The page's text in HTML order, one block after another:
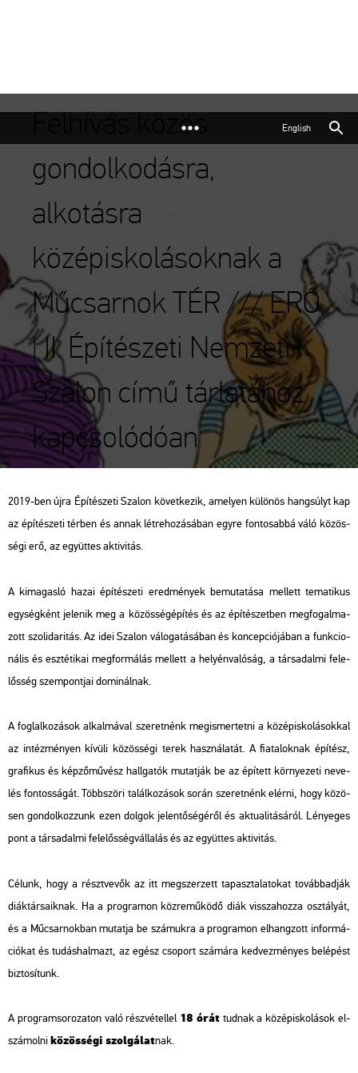
English
Felhívás közös
gondolkodásra,
alkotásra
középiskolásoknak a
Műcsarnok TÉR /// ERŐ
| II. Építészeti Nemzeti
Szalon című tárlatához
kapcsolódóan
2019-ben újra Épí­té­sze­ti Sza­lon kö­vet­ke­zik, ame­lyen kü­lö­nös hang­súlyt kap
az épí­té­sze­ti tér­ben és annak lét­re­ho­zá­sá­ban egyre fon­to­sab­bá váló kö­zös­
sé­gi erő, az együt­tes ak­ti­vi­tás.
A ki­ma­gas­ló hazai épí­té­sze­ti ered­mé­nyek be­mu­ta­tá­sa mel­lett te­ma­ti­kus
egy­ség­ként je­le­nik meg a kö­zös­ség­épí­tés és az épí­té­szet­ben meg­fo­gal­ma­
zott szo­li­da­ri­tás. Az idei Sza­lon vá­lo­ga­tá­sá­ban és kon­cep­ci­ó­já­ban a funk­ci­o­
ná­lis és esz­té­ti­kai meg­for­má­lás mel­lett a he­lyén­va­ló­ság, a tár­sa­dal­mi fe­le­
lős­ség szem­pont­jai do­mi­nál­nak.
A fog­lal­ko­zá­sok al­kal­má­val sze­ret­nénk meg­is­mer­tet­ni a kö­zép­is­ko­lá­sok­kal
az in­téz­mé­nyen kí­vü­li kö­zös­sé­gi terek hasz­ná­la­tát. A fi­a­ta­lok­nak épí­tész,
gra­fi­kus és kép­ző­mű­vész hall­ga­tók mu­tat­ják be az épí­tett kör­nye­ze­ti ne­ve­
lés fon­tos­sá­gát. Több­szö­ri ta­lál­ko­zá­sok során sze­ret­nénk el­ér­ni, hogy kö­zö­
sen gon­dol­koz­zunk ezen dol­gok je­len­tő­sé­gé­ről és ak­tu­a­li­tá­sá­ról. Lé­nye­ges
pont a tár­sa­dal­mi fe­le­lős­ség­vál­la­lás és az együt­tes ak­ti­vi­tás.
Cé­lunk, hogy a részt­ve­vők az itt meg­szer­zett ta­pasz­ta­la­to­kat to­vább­ad­ják
di­ák­tár­sa­ik­nak. Ha a prog­ra­mon köz­re­mű­kö­dő diák vissza­hoz­za osz­tá­lyát,
és a Mű­csar­nok­ban mu­tat­ja be szá­muk­ra a prog­ra­mon el­hang­zott in­for­má­
ci­ó­kat és tu­dás­hal­mazt, az egész cso­port szá­má­ra ked­vez­mé­nyes be­lé­pést
biz­to­sí­tunk.
A prog­ram­so­ro­za­ton való rész­vé­tel­lel 18 óráttud­nak a kö­zép­is­ko­lá­sok el­
szá­mol­nikö­zös­sé­gi szol­gá­latnak.